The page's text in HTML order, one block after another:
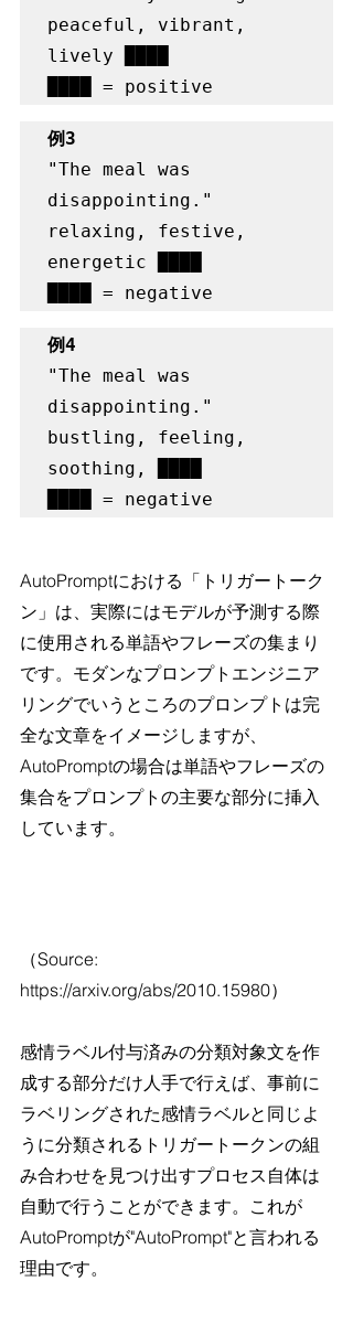
peaceful, vibrant,
lively ████
████ = positive
例3
"The meal was
disappointing."
relaxing, festive,
energetic ████
████ = negative
例4
"The meal was
disappointing."
bustling, feeling,
soothing, ████
████ = negative
AutoPromptにおける「トリガートーク
ン」は、実際にはモデルが予測する際
に使用される単語やフレーズの集まり
です。モダンなプロンプトエンジニア
リングでいうところのプロンプトは完
全な文章をイメージしますが、
AutoPromptの場合は単語やフレーズの
集合をプロンプトの主要な部分に挿入
しています。
（Source:
https://arxiv.org/abs/2010.15980）
感情ラベル付与済みの分類対象文を作
成する部分だけ人手で行えば、事前に
ラベリングされた感情ラベルと同じよ
うに分類されるトリガートークンの組
み合わせを見つけ出すプロセス自体は
自動で行うことができます。これが
AutoPromptが"AutoPrompt"と言われる
理由です。